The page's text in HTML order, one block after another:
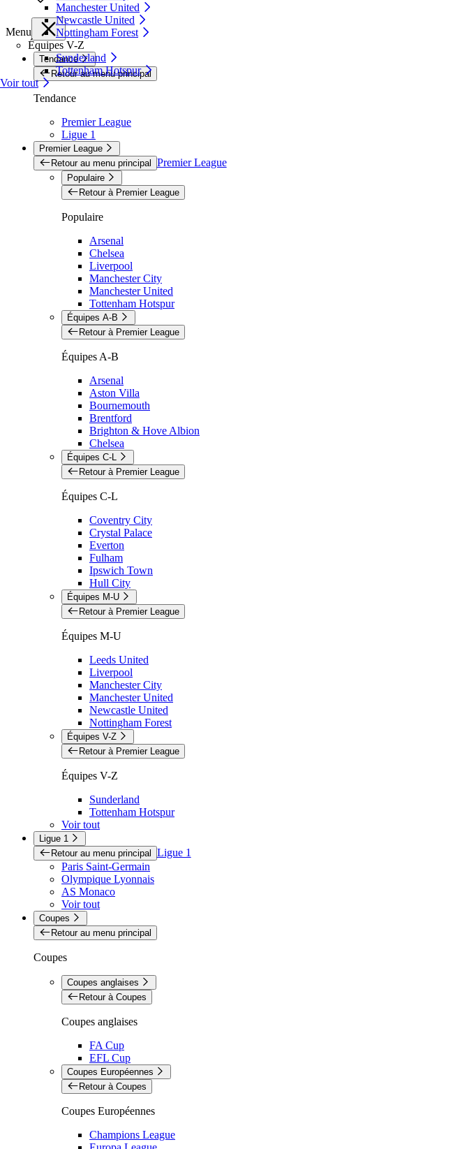
Manchester United
Newcastle United
Nottingham Forest
Équipes V-Z
Sunderland
Tottenham Hotspur
Voir tout
Menu
Tendance
Retour au menu principal
Tendance
Premier League
Ligue 1
Premier League
Retour au menu principal Premier League
Populaire
Retour à Premier League
Populaire
Arsenal
Chelsea
Liverpool
Manchester City
Manchester United
Tottenham Hotspur
Équipes A-B
Retour à Premier League
Équipes A-B
Arsenal
Aston Villa
Bournemouth
Brentford
Brighton & Hove Albion
Chelsea
Équipes C-L
Retour à Premier League
Équipes C-L
Coventry City
Crystal Palace
Everton
Fulham
Ipswich Town
Hull City
Équipes M-U
Retour à Premier League
Équipes M-U
Leeds United
Liverpool
Manchester City
Manchester United
Newcastle United
Nottingham Forest
Équipes V-Z
Retour à Premier League
Équipes V-Z
Sunderland
Tottenham Hotspur
Voir tout
Ligue 1
Retour au menu principal Ligue 1
Paris Saint-Germain
Olympique Lyonnais
AS Monaco
Voir tout
Coupes
Retour au menu principal
Coupes
Coupes anglaises
Retour à Coupes
Coupes anglaises
FA Cup
EFL Cup
Coupes Européennes
Retour à Coupes
Coupes Européennes
Champions League